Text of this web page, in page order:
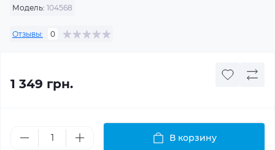
Модель: 104568
Отзывы: 0
1 349 грн.
В корзину